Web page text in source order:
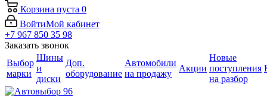
Корзина пуста 0
ВойтиМой кабинет
+7 967 850 35 98
Заказать звонок
Выбор
марки
Шины
и
диски
Доп.
оборудование
Автомобили
на продажу
Акции
Новые
поступления
на разбор